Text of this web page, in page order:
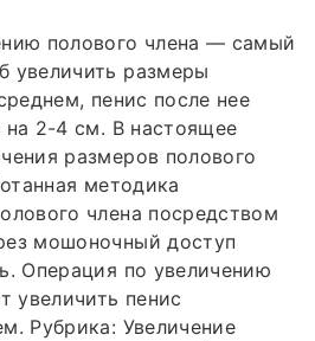
полового члена — самый
увеличить размеры
пенис после нее
на 2-4 см. В настоящее
размеров полового
методика
члена посредством
мошоночный доступ
Операция по увеличению
увеличить пенис
Рубрика: Увеличение